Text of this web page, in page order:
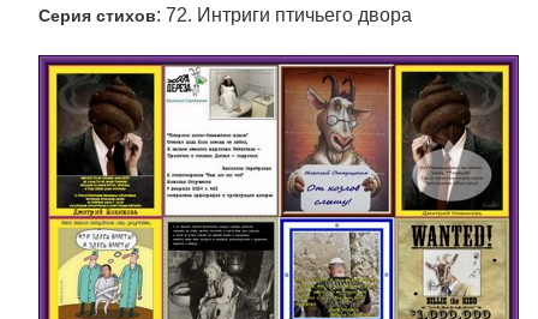
Серия стихов: 72. Интриги птичьего двора